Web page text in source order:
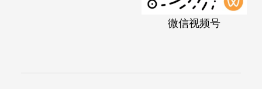
微信视频号